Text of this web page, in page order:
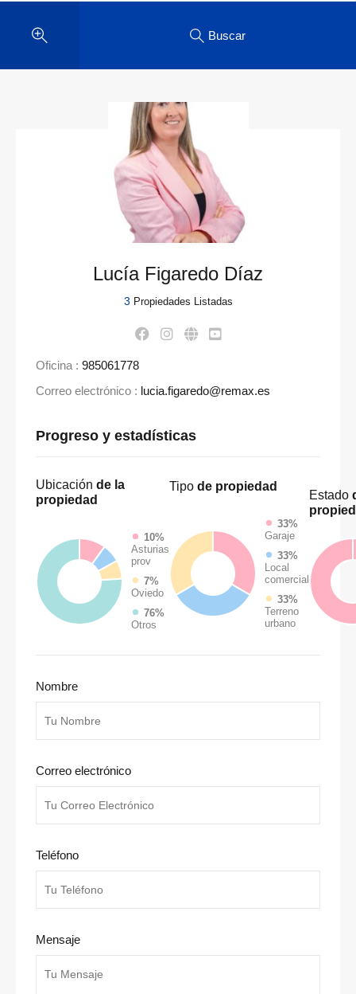
Buscar
Lucía Figaredo Díaz
3 Propiedades Listadas
Oficina : 985061778
Correo electrónico : lucia.figaredo@remax.es
Progreso y estadísticas
Ubicación de la
propiedad
10%
Asturias
prov
7%
Oviedo
76%
Otros
Tipo de propiedad
33%
Garaje
33%
Local
comercial
33%
Terreno
urbano
Estado
Nombre
Correo electrónico
Teléfono
Mensaje